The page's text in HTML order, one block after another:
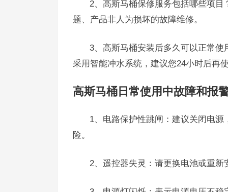
2、高斯马桶保修服务包括哪些项
题、产品非人为损坏的故障维修。
3、高斯马桶安装后多久可以正常
采用智能冲水系统，建议您24小时后再
高斯马桶日常使用中故障和报
1、电路保护性跳闸：建议关闭电
险。
2、遥控器失灵：请更换电池或重